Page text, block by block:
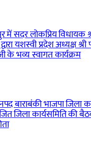
में सदर लोकप्रिय विधायक
यशस्वी प्रदेश अध्यक्ष
के भव्य स्वागत कार्यक्रम
बाराबंकी भाजपा जिला
जिला कार्यसमिति की